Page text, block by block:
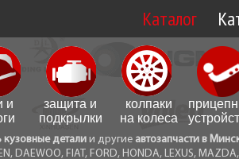
Каталог
и
защита и
подкрылки
колпаки
на колеса
кузовные детали и другие автозапчасти в
DAEWOO, FIAT, FORD, HONDA, LEXUS,